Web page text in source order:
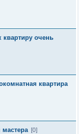
квартиру очень
квартира
[0]